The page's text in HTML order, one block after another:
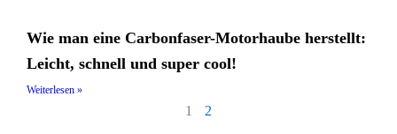
Wie man eine Carbonfaser-Motorhaube herstellt:
Leicht, schnell und super cool!
Weiterlesen »
1 2